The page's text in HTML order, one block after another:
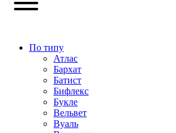
По типу
Атлас
Бархат
Батист
Бифлекс
Букле
Вельвет
Вуаль